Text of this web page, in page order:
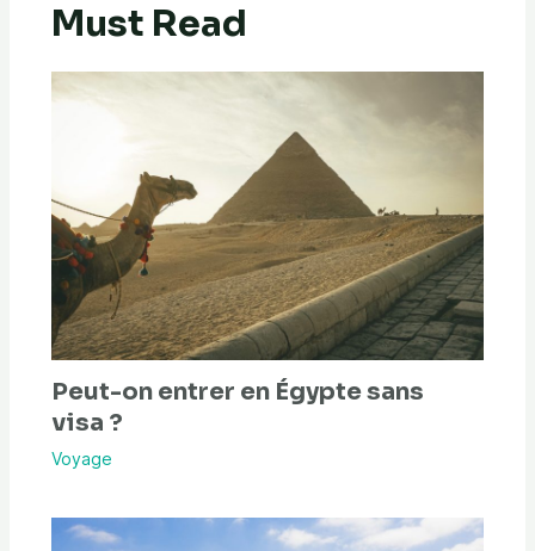
Must Read
Peut-on entrer en Égypte sans
visa ?
Voyage